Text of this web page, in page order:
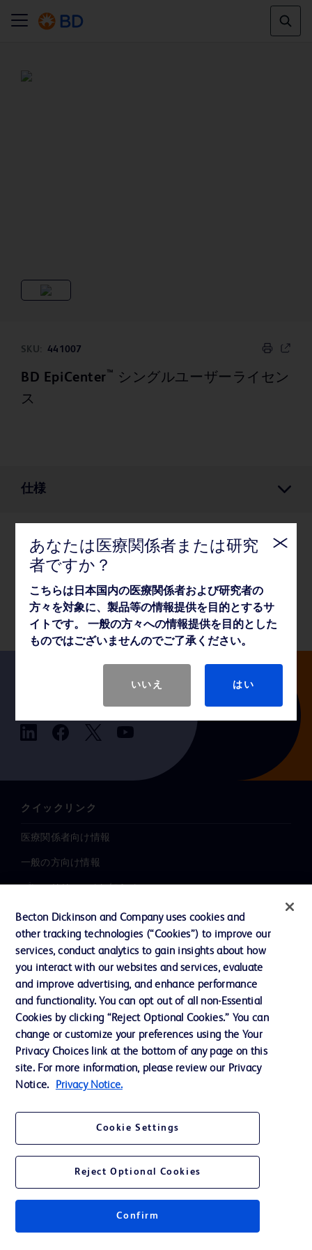
SKU: 441007
BD EpiCenter™ シングルユーザーライセン
ス
仕様
仕様
梱包
クイックリンク
医療関係者向け情報
一般の方向け情報
プレスリリース / お知らせ
インクルージョン、ダイバー
シティ ＆ エクイティ
投資家向け情報（英語）
会社案内
お問い合わせ
Cookie Preferences
プライバシーポリシー
© 2026 BD. All rights reserved. BD and the BD Logo are trademarks of
Becton, Dickinson and Company. All other trademarks are the property of
あなたは医療関係者または研究
者ですか？
こちらは日本国内の医療関係者および研究者の
方々を対象に、製品等の情報提供を目的とするサ
イトです。 一般の方々への情報提供を目的とした
ものではございませんのでご了承ください。
いいえ はい
Becton Dickinson and Company uses cookies and
other tracking technologies (“Cookies”) to improve our
services, conduct analytics to gain insights about how
you interact with our websites and services, evaluate
and improve advertising, and enhance performance
and functionality. You can opt out of all non-Essential
Cookies by clicking “Reject Optional Cookies.” You can
change or customize your preferences using the Your
Privacy Choices link at the bottom of any page on this
site. For more information, please review our Privacy
Notice.
Privacy Notice.
Cookie Settings
Reject Optional Cookies
Confirm